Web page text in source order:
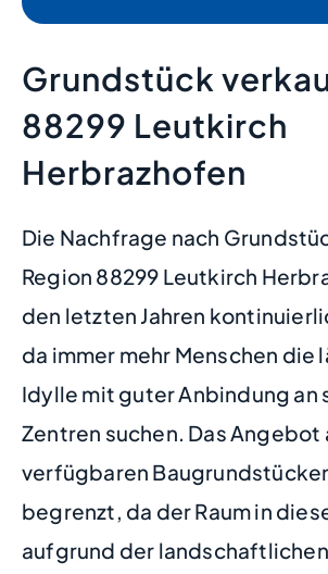
Grundstück
88299 Leutkirch
Herbrazhofen
Die Nachfrage nach
Region 88299 Leutkirch
den letzten Jahren
da immer mehr Menschen die
Idylle mit guter Anbindung an
Zentren suchen. Das Angebot
verfügbaren
begrenzt, da der Raum in
aufgrund der landschaftlichen